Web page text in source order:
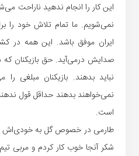
این کار را انجام ندهید ناراحت
نمی‌شویم. ما تمام تلاش خود را
ایران موفق باشد. این همه در
صدایش درمی‌آید. حق بازیکنان که
نباید بدهند. بازیکنان مبلغی را
نمی‌خواهند بدهند حداقل قول
است.
طارمی در خصوص گل به خودی‌اش
شکر آنجا خوب کار کردم و مربی